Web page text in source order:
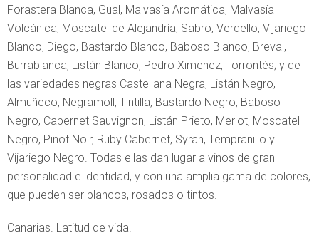
Forastera Blanca, Gual, Malvasía Aromática, Malvasía
Volcánica, Moscatel de Alejandría, Sabro, Verdello, Vijariego
Blanco, Diego, Bastardo Blanco, Baboso Blanco, Breval,
Burrablanca, Listán Blanco, Pedro Ximenez, Torrontés; y de
las variedades negras Castellana Negra, Listán Negro,
Almuñeco, Negramoll, Tintilla, Bastardo Negro, Baboso
Negro, Cabernet Sauvignon, Listán Prieto, Merlot, Moscatel
Negro, Pinot Noir, Ruby Cabernet, Syrah, Tempranillo y
Vijariego Negro. Todas ellas dan lugar a vinos de gran
personalidad e identidad, y con una amplia gama de colores,
que pueden ser blancos, rosados o tintos.
Canarias. Latitud de vida.